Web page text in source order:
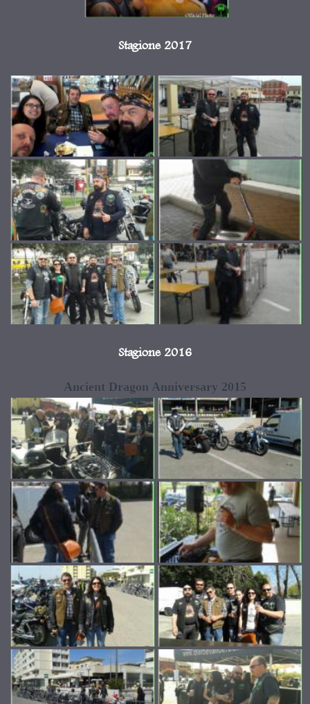
Stagione 2017
Stagione 2016
Ancient Dragon Anniversary 2015